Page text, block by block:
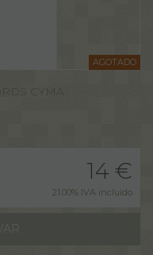
AGOTADO
CYMA
14 €
21.00% IVA incluido